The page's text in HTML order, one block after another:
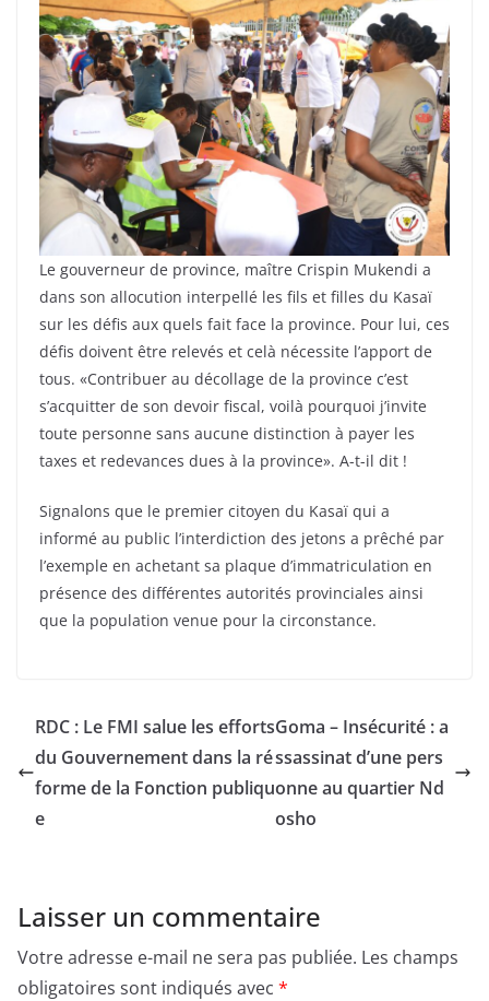
Le gouverneur de province, maître Crispin Mukendi a
dans son allocution interpellé les fils et filles du Kasaï
sur les défis aux quels fait face la province. Pour lui, ces
défis doivent être relevés et celà nécessite l’apport de
tous. «Contribuer au décollage de la province c’est
s’acquitter de son devoir fiscal, voilà pourquoi j’invite
toute personne sans aucune distinction à payer les
taxes et redevances dues à la province». A-t-il dit !
Signalons que le premier citoyen du Kasaï qui a
informé au public l’interdiction des jetons a prêché par
l’exemple en achetant sa plaque d’immatriculation en
présence des différentes autorités provinciales ainsi
que la population venue pour la circonstance.
RDC : Le FMI salue les efforts
du Gouvernement dans la ré
forme de la Fonction publiqu
e
Goma – Insécurité : a
ssassinat d’une pers
onne au quartier Nd
osho
Laisser un commentaire
Votre adresse e-mail ne sera pas publiée. Les champs
obligatoires sont indiqués avec *